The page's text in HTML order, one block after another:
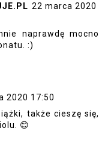
22 marca 2020
naprawdę mocno
:)
2020 17:50
także cieszę się,
😊